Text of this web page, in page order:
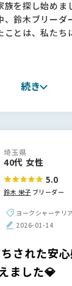
んの活動内容や
ました。写真
発掘できたお
クリアした信頼
」と思っていた
な方々を発掘で
族を探し始めま
鈴木ブリーダ
ことは、私たち
、そして愛情た
るぎない信念に
毎日のように
（あまみ）と乙
を過ごせまし
鈴木さんにい
頭は驚くほど
いたことが日
の素晴らしいご
さん
続き
埼玉県
40代 女性
5.0
鈴木 栄子 ブリーダー
ヨークシャーテリア
2026-01-14
された安
ました💎